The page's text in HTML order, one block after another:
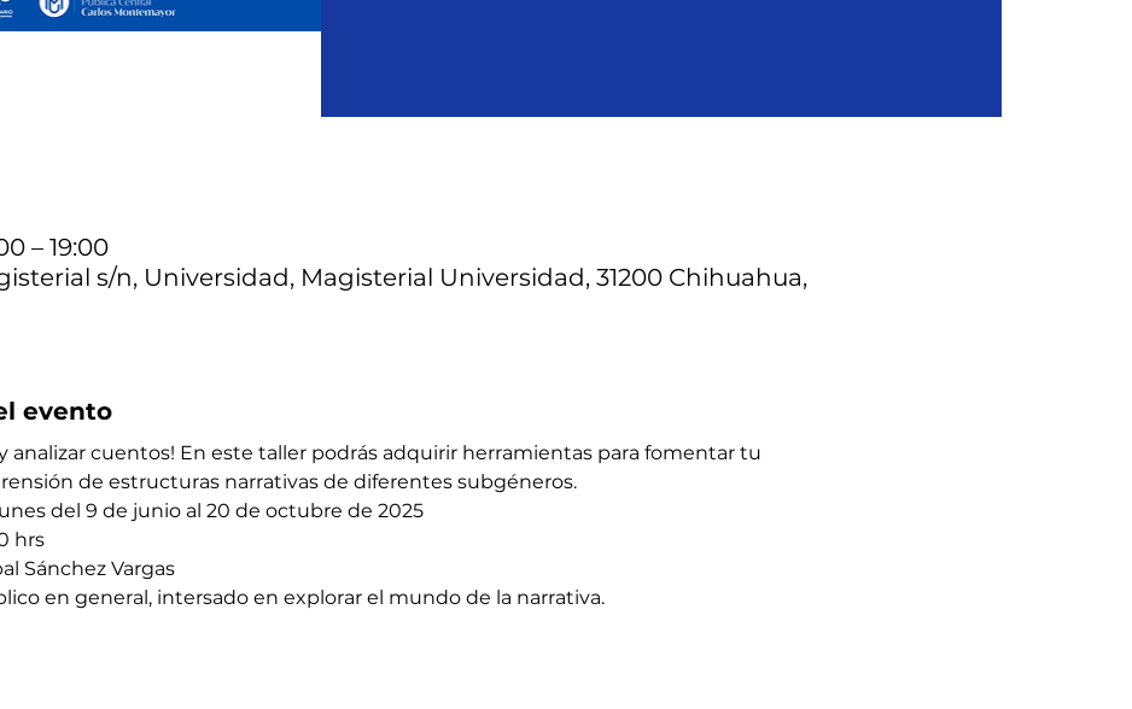
– 19:00
s/n, Universidad, Magisterial Universidad, 31200 Chihuahua,
evento
analizar cuentos! En este taller podrás adquirir herramientas para fomentar tu
de estructuras narrativas de diferentes subgéneros.
del 9 de junio al 20 de octubre de 2025
hrs
Sánchez Vargas
en general, intersado en explorar el mundo de la narrativa.